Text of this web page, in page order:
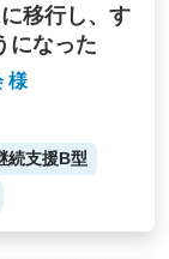
移行し、す
になった
様
続支援B型